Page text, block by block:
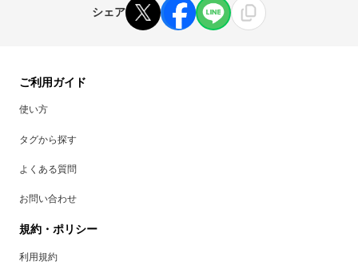
シェア
ご利用ガイド
使い方
タグから探す
よくある質問
お問い合わせ
規約・ポリシー
利用規約